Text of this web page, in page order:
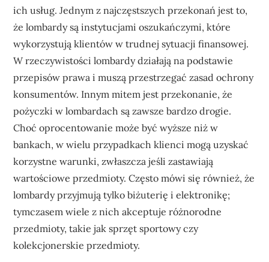
ich usług. Jednym z najczęstszych przekonań jest to,
że lombardy są instytucjami oszukańczymi, które
wykorzystują klientów w trudnej sytuacji finansowej.
W rzeczywistości lombardy działają na podstawie
przepisów prawa i muszą przestrzegać zasad ochrony
konsumentów. Innym mitem jest przekonanie, że
pożyczki w lombardach są zawsze bardzo drogie.
Choć oprocentowanie może być wyższe niż w
bankach, w wielu przypadkach klienci mogą uzyskać
korzystne warunki, zwłaszcza jeśli zastawiają
wartościowe przedmioty. Często mówi się również, że
lombardy przyjmują tylko biżuterię i elektronikę;
tymczasem wiele z nich akceptuje różnorodne
przedmioty, takie jak sprzęt sportowy czy
kolekcjonerskie przedmioty.